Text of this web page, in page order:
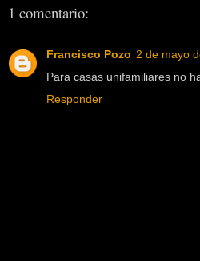
1 comentario:
Francisco Pozo 2 de mayo
Para casas unifamiliares no
Responder